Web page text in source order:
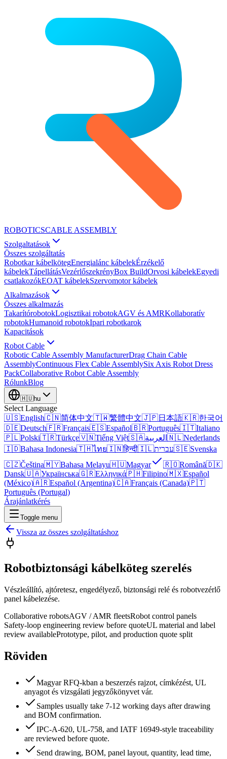
ROBOTICSCABLE ASSEMBLY
Szolgaltatások
Összes szolgáltatás
Robotkar kábelkötegEnergialánc kábelekÉrzékelő
kábelekTápellátásVezérlőszekrényBox BuildOrvosi kábelekEgyedi
csatlakozókEOAT kábelekSzervomotor kábelek
Alkalmazások
Összes alkalmazás
TakarítórobotokLogisztikai robotokAGV és AMRKollaboratív
robotokHumanoid robotokIpari robotkarok
Kapacitások
Robot Cable
Robotic Cable Assembly ManufacturerDrag Chain Cable
AssemblyContinuous Flex Cable AssemblySix Axis Robot Dress
PackCollaborative Robot Cable Assembly
RólunkBlog
🇭🇺hu
Select Language
🇺🇸English🇨🇳简体中文🇹🇼繁體中文🇯🇵日本語🇰🇷한국어
🇩🇪Deutsch🇫🇷Français🇪🇸Español🇧🇷Português🇮🇹Italiano
🇵🇱Polski🇹🇷Türkçe🇻🇳Tiếng Việt🇸🇦العربية 🇳🇱Nederlands
🇮🇩Bahasa Indonesia🇹🇭ไทย🇮🇳हिन्दी🇮🇱עברית🇸🇪Svenska
🇨🇿Čeština🇲🇾Bahasa Melayu🇭🇺Magyar 🇷🇴Română🇩🇰
Dansk🇺🇦Українська🇬🇷Ελληνικά🇵🇭Filipino🇲🇽Español
(México)🇦🇷Español (Argentina)🇨🇦Français (Canada)🇵🇹
Português (Portugal)
Árajánlatkérés
Toggle menu
Vissza az összes szolgáltatáshoz
Robotbiztonsági kábelköteg szerelés
Vészleállító, ajtóretesz, engedélyező, biztonsági relé és robotvezérlő
panel kábelezése.
Collaborative robotsAGV / AMR fleetsRobot control panels
Safety-loop engineering review before quoteUL material and label
review availablePrototype, pilot, and production quote split
Röviden
Magyar RFQ-kban a beszerzés rajzot, címkézést, UL
anyagot és vizsgálati jegyzőkönyvet vár.
Samples usually take 7-12 working days after drawing
and BOM confirmation.
IPC-A-620, UL-758, and IATF 16949-style traceability
are reviewed before quote.
Send drawing, BOM, panel layout, quantity, lead time,